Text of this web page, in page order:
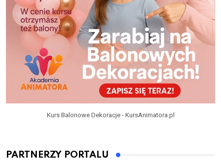
Kurs Balonowe Dekoracje - KursAnimatora.pl
PARTNERZY PORTALU